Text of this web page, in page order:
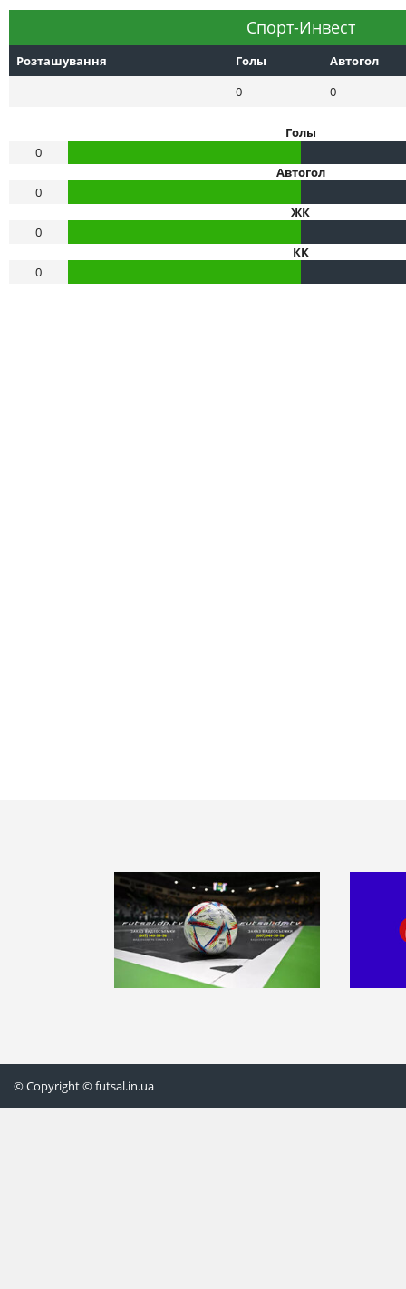
Спорт-Инвест
Розташування Голы
Автогол
0
0
Голы
0
Автогол
0
ЖК
0
КК
0
© Copyright © futsal.in.ua